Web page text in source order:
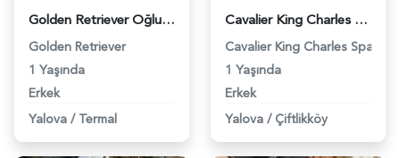
Golden Retriever Oğlumuza Eş Arıyoruz - 3177
Golden Retriever
1 Yaşında
Erkek
Yalova / Termal
Cavalier King Charles 15 Aylık Oğluma Eş Arıyorum - 3947
Cavalier King Charles Spaniel
1 Yaşında
Erkek
Yalova / Çiftlikköy